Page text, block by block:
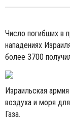
Число погибших в
нападениях
более 3700
Израильская
воздуха и моря
Газа.